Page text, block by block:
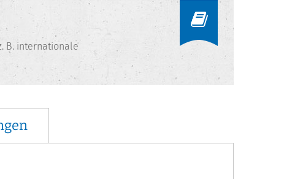
B. internationale